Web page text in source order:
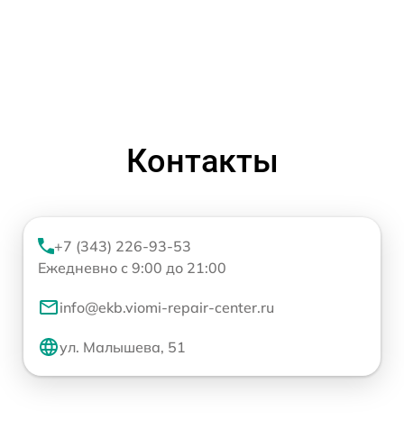
Контакты
+7 (343) 226-93-53
Ежедневно с 9:00 до 21:00
info@ekb.viomi-repair-center.ru
ул. Малышева, 51